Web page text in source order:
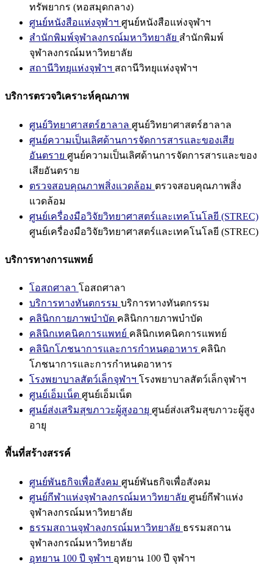
ทรัพยากร (หอสมุดกลาง)
ศูนย์หนังสือแห่งจุฬาฯ ศูนย์หนังสือแห่งจุฬาฯ
สำนักพิมพ์จุฬาลงกรณ์มหาวิทยาลัย สำนักพิมพ์
จุฬาลงกรณ์มหาวิทยาลัย
สถานีวิทยุแห่งจุฬาฯ สถานีวิทยุแห่งจุฬาฯ
บริการตรวจวิเคราะห์คุณภาพ
ศูนย์วิทยาศาสตร์ฮาลาล ศูนย์วิทยาศาสตร์ฮาลาล
ศูนย์ความเป็นเลิศด้านการจัดการสารและของเสีย
อันตราย ศูนย์ความเป็นเลิศด้านการจัดการสารและของ
เสียอันตราย
ตรวจสอบคุณภาพสิ่งแวดล้อม ตรวจสอบคุณภาพสิ่ง
แวดล้อม
ศูนย์เครื่องมือวิจัยวิทยาศาสตร์และเทคโนโลยี (STREC)
ศูนย์เครื่องมือวิจัยวิทยาศาสตร์และเทคโนโลยี (STREC)
บริการทางการแพทย์
โอสถศาลา โอสถศาลา
บริการทางทันตกรรม บริการทางทันตกรรม
คลินิกกายภาพบำบัด คลินิกกายภาพบำบัด
คลินิกเทคนิคการแพทย์ คลินิกเทคนิคการแพทย์
คลินิกโภชนาการและการกำหนดอาหาร คลินิก
โภชนาการและการกำหนดอาหาร
โรงพยาบาลสัตว์เล็กจุฬาฯ โรงพยาบาลสัตว์เล็กจุฬาฯ
ศูนย์เอ็มเน็ต ศูนย์เอ็มเน็ต
ศูนย์ส่งเสริมสุขภาวะผู้สูงอายุ ศูนย์ส่งเสริมสุขภาวะผู้สูง
อายุ
พื้นที่สร้างสรรค์
ศูนย์พันธกิจเพื่อสังคม ศูนย์พันธกิจเพื่อสังคม
ศูนย์กีฬาแห่งจุฬาลงกรณ์มหาวิทยาลัย ศูนย์กีฬาแห่ง
จุฬาลงกรณ์มหาวิทยาลัย
ธรรมสถานจุฬาลงกรณ์มหาวิทยาลัย ธรรมสถาน
จุฬาลงกรณ์มหาวิทยาลัย
อุทยาน 100 ปี จุฬาฯ อุทยาน 100 ปี จุฬาฯ